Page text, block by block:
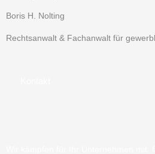
Boris H. Nolting
Rechtsanwalt & Fachanwalt für